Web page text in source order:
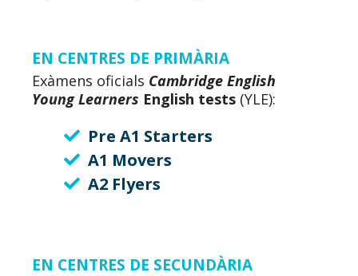
EN CENTRES DE PRIMÀRIA
Exàmens oficials Cambridge English
Young Learners English tests (YLE):
Pre A1 Starters
A1 Movers
A2 Flyers
EN CENTRES DE SECUNDÀRIA